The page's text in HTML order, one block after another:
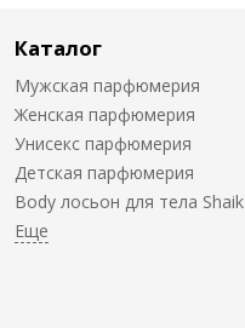
Каталог
Мужская парфюмерия
Женская парфюмерия
Унисекс парфюмерия
Детская парфюмерия
Body лосьон для тела Shaik